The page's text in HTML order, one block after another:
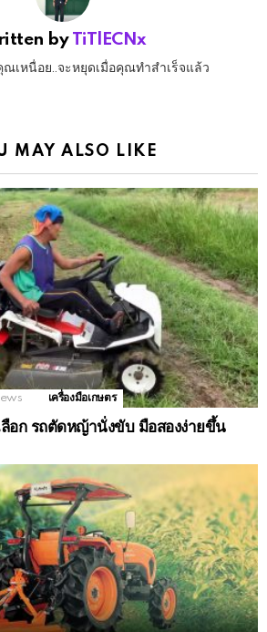
by TiTlECNx
เหนื่อย..จะหยุดเมื่อคุณทำสำเร็จแล้ว
MAY ALSO LIKE
เครื่องมือเกษตร
อก รถตัดหญ้านั่งขับ มือสองง่ายขึ้น